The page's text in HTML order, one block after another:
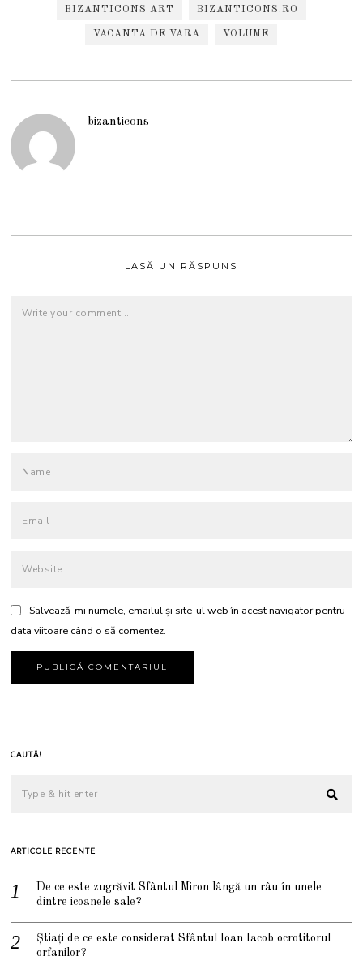
BIZANTICONS ART BIZANTICONS.RO
VACANTA DE VARA VOLUME
bizanticons
LASĂ UN RĂSPUNS
Salvează-mi numele, emailul și site-ul web în acest navigator pentru
data viitoare când o să comentez.
CAUTĂ!
ARTICOLE RECENTE
De ce este zugrăvit Sfântul Miron lângă un râu în unele
dintre icoanele sale?
Știați de ce este considerat Sfântul Ioan Iacob ocrotitorul
orfanilor?